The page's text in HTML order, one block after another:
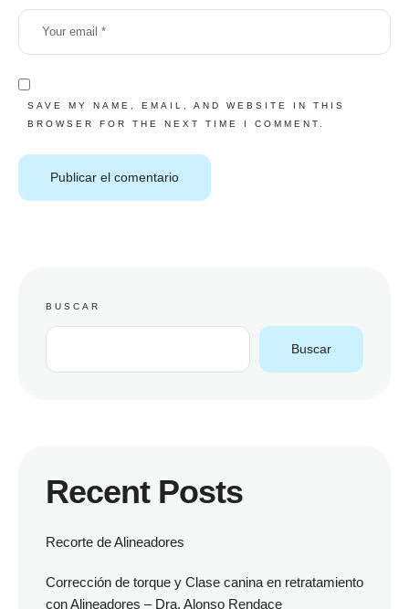
SAVE MY NAME, EMAIL, AND WEBSITE IN THIS
BROWSER FOR THE NEXT TIME I COMMENT.
BUSCAR
Buscar
Recent Posts
Recorte de Alineadores
Corrección de torque y Clase canina en retratamiento
con Alineadores – Dra. Alonso Rendace